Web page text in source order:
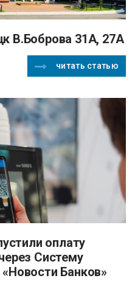
В.Боброва 31А, 27А
читать статью
Систему
Банков»